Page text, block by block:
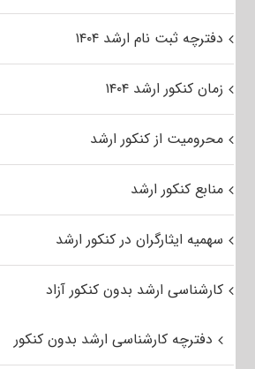
دفترچه ثبت نام ارشد ۱۴۰۴
زمان کنکور ارشد ۱۴۰۴
محرومیت از کنکور ارشد
منابع کنکور ارشد
سهمیه ایثارگران در کنکور ارشد
کارشناسی ارشد بدون کنکور آزاد
دفترچه کارشناسی ارشد بدون کنکور